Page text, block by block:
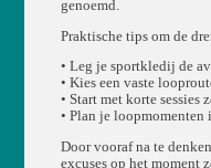
genoemd.
Praktische tips om de
• Leg je sportkledij de
• Kies een vaste
• Start met korte sessies
• Plan je loopmomenten
Door vooraf na te
excuses op het moment